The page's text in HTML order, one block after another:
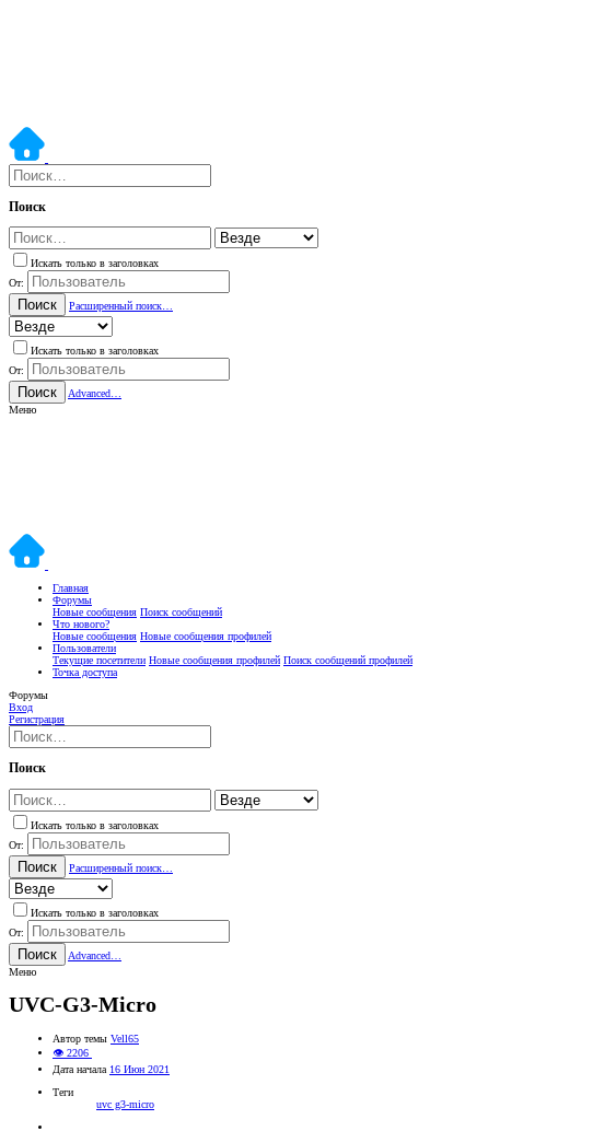
Поиск
Искать только в заголовках
От:
Поиск Расширенный поиск…
Искать только в заголовках
От:
Поиск
Advanced…
Меню
Главная
Форумы
Новые сообщения Поиск сообщений
Что нового?
Новые сообщения Новые сообщения профилей
Пользователи
Текущие посетители Новые сообщения профилей Поиск сообщений профилей
Точка доступа
Форумы
Вход
Регистрация
Поиск
Искать только в заголовках
От:
Поиск Расширенный поиск…
Искать только в заголовках
От:
Поиск
Advanced…
Меню
UVC-G3-Micro
Автор темы Vell65
👁 2206
Дата начала 16 Июн 2021
Теги
uvc g3-micro